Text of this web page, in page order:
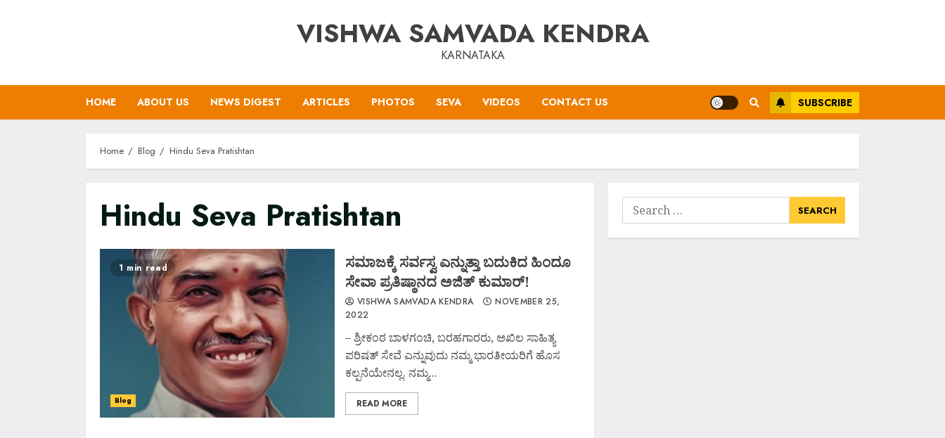
VISHWA SAMVADA KENDRA
KARNATAKA
HOME ABOUT US NEWS DIGEST ARTICLES PHOTOS SEVA VIDEOS CONTACT US SUBSCRIBE
Home Blog Hindu Seva Pratishtan
Hindu Seva Pratishtan
1 min read
Blog
ಸಮಾಜಕ್ಕೆ ಸರ್ವಸ್ವ ಎನ್ನುತ್ತಾ ಬದುಕಿದ ಹಿಂದೂ
ಸೇವಾ ಪ್ರತಿಷ್ಠಾನದ ಅಜಿತ್ ಕುಮಾರ್!
VISHWA SAMVADA KENDRA
NOVEMBER 25,
2022
– ಶ್ರೀಕಂಠ ಬಾಳಗಂಚಿ, ಬರಹಗಾರರು, ಅಖಿಲ ಸಾಹಿತ್ಯ
ಪರಿಷತ್ ಸೇವೆ ಎನ್ನುವುದು ನಮ್ಮ ಭಾರತೀಯರಿಗೆ ಹೊಸ
ಕಲ್ಪನೆಯೇನಲ್ಲ. ನಮ್ಮ...
READ MORE
Search
for: